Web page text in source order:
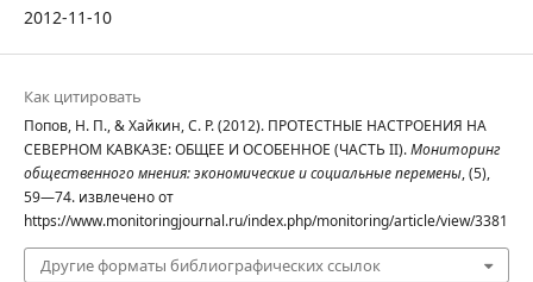
2012-11-10
Как цитировать
Попов, Н. П., & Хайкин, С. Р. (2012). ПРОТЕСТНЫЕ НАСТРОЕНИЯ НА
СЕВЕРНОМ КАВКАЗЕ: ОБЩЕЕ И ОСОБЕННОЕ (ЧАСТЬ II).Мониторинг
общественного мнения: экономические и социальные перемены, (5),
59—74. извлечено от
https://www.monitoringjournal.ru/index.php/monitoring/article/view/3381
Другие форматы библиографических ссылок